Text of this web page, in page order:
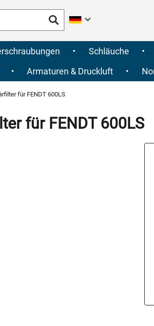
• Schläuche •
• Armaturen & Druckluft •
für FENDT 600LS
für FENDT 600LS